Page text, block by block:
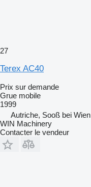
27
Terex AC40
Prix sur demande
Grue mobile
1999
Autriche, Sooß bei Wien
WIN Machinery
Contacter le vendeur